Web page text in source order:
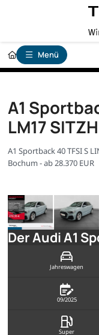
Menü
A1
LM17
A1 Sportback 40 TFSI S
Bochum - ab 28.370 EUR
Der Audi A1
Jahreswagen
09/2025
Super